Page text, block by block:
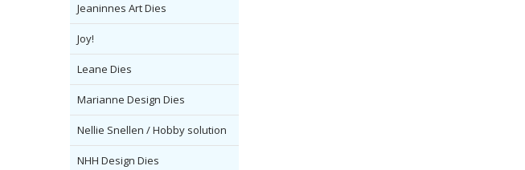
Jeaninnes Art Dies
Joy!
Leane Dies
Marianne Design Dies
Nellie Snellen / Hobby solution
NHH Design Dies